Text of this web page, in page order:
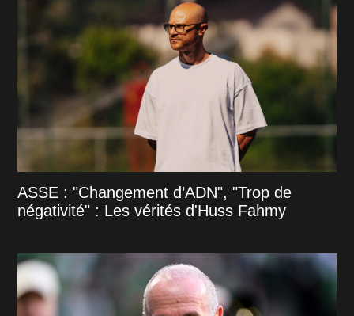
ASSE : "Changement d’ADN", "Trop de
négativité" : Les vérités d'Huss Fahmy